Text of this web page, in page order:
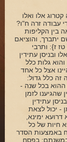
אלו ואלו
עבודה זרה ח"ו?
בין הקליפות
יתברך, והוציאם
ז}: ותרבי
ובניסן עתידין
והוא גלות כלל
אצל כל אחד
כלל גדול:
בכל שנה -
שהגיענו לזמן
עתידין
- יכול לצאת
ימינא,
חיות של כל
באמצעות הסדר
במשנתם: בפסח